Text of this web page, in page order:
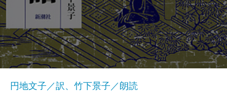
円地文子／訳、竹下景子／朗読